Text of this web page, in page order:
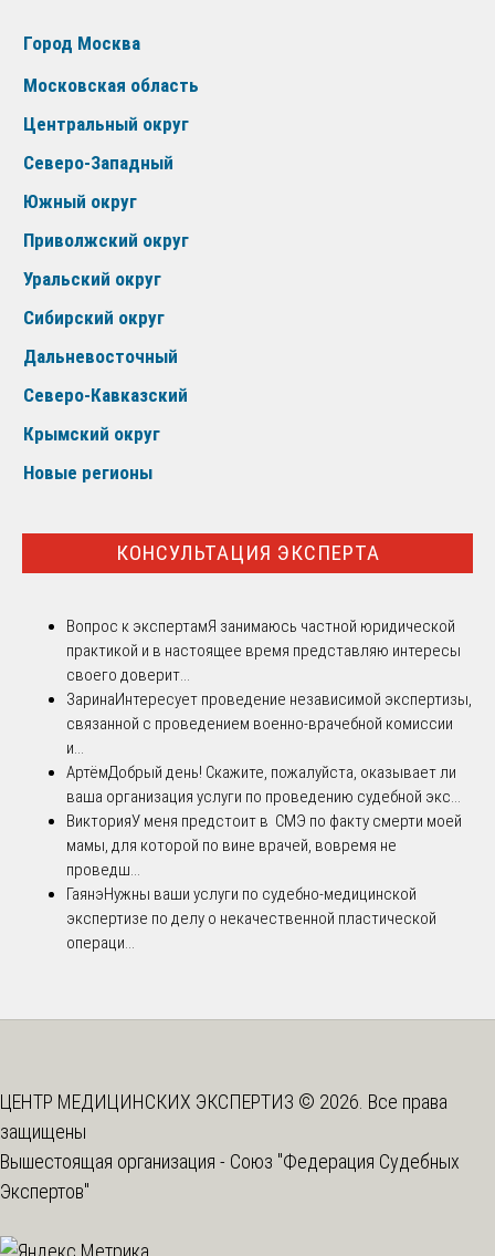
Город Москва
Московская область
Центральный округ
Северо-Западный
Южный округ
Приволжский округ
Уральский округ
Сибирский округ
Дальневосточный
Северо-Кавказский
Крымский округ
Новые регионы
КОНСУЛЬТАЦИЯ ЭКСПЕРТА
Вопрос к экспертамЯ занимаюсь частной юридической
практикой и в настоящее время представляю интересы
своего доверит...
ЗаринаИнтересует проведение независимой экспертизы,
связанной с проведением военно-врачебной комиссии
и...
АртёмДобрый день! Скажите, пожалуйста, оказывает ли
ваша организация услуги по проведению судебной экс...
ВикторияУ меня предстоит в СМЭ по факту смерти моей
мамы, для которой по вине врачей, вовремя не
проведш...
ГаянэНужны ваши услуги по судебно-медицинской
экспертизе по делу о некачественной пластической
операци...
ЦЕНТР МЕДИЦИНСКИХ ЭКСПЕРТИЗ © 2026. Все права
защищены
Вышестоящая организация - Союз "Федерация Судебных
Экспертов"